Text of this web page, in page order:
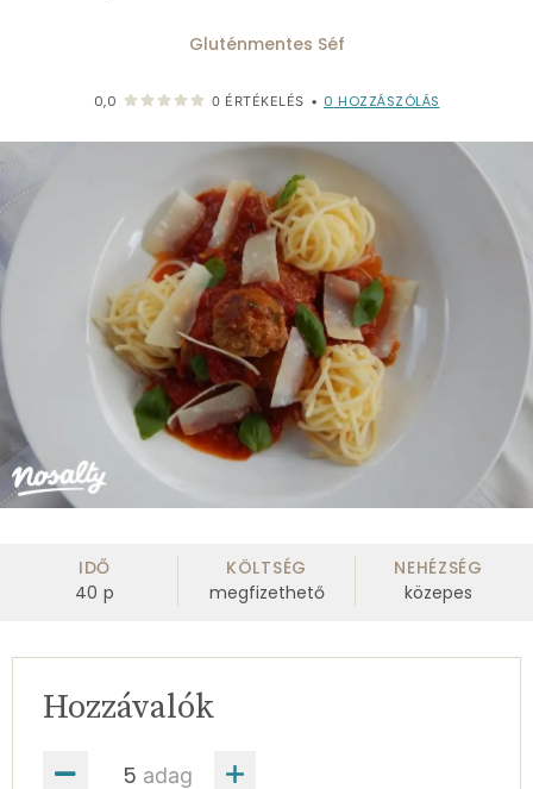
Gluténmentes Séf
0,0 0 ÉRTÉKELÉS • 0 HOZZÁSZÓLÁS
IDŐ
40 p
KÖLTSÉG
megfizethető
NEHÉZSÉG
közepes
adag
Hozzávalók